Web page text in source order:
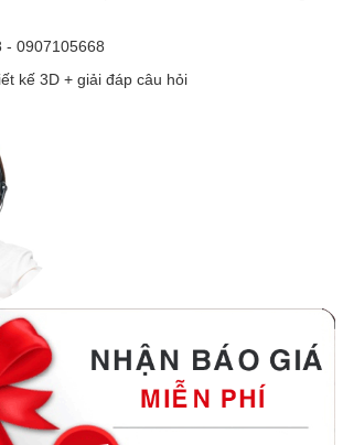
- 0907105668
kế 3D + giải đáp câu hỏi